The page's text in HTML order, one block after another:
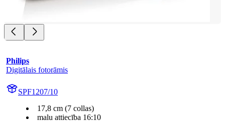
Philips
Digitālais fotorāmis
SPF1207/10
17,8 cm (7 collas)
malu attiecība 16:10